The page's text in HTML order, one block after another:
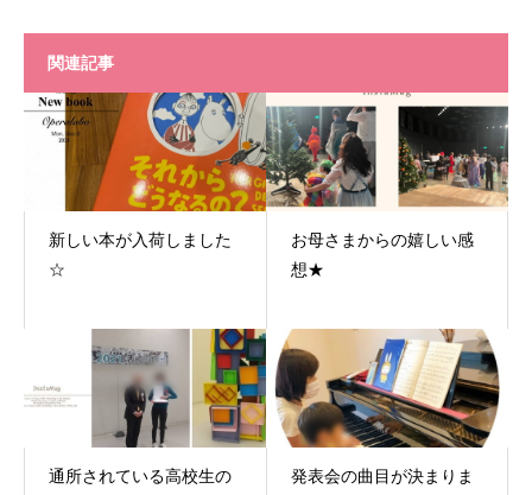
関連記事
新しい本が入荷しました
☆
お母さまからの嬉しい感
想★
通所されている高校生の
発表会の曲目が決まりま